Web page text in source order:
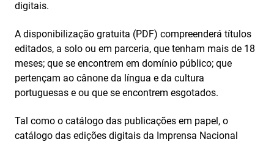
digitais.
A disponibilização gratuita (PDF) compreenderá títulos
editados, a solo ou em parceria, que tenham mais de 18
meses; que se encontrem em domínio público; que
pertençam ao cânone da língua e da cultura
portuguesas e ou que se encontrem esgotados.
Tal como o catálogo das publicações em papel, o
catálogo das edições digitais da Imprensa Nacional